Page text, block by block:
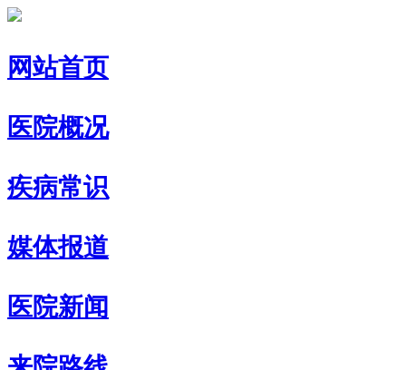
网站首页
医院概况
疾病常识
媒体报道
医院新闻